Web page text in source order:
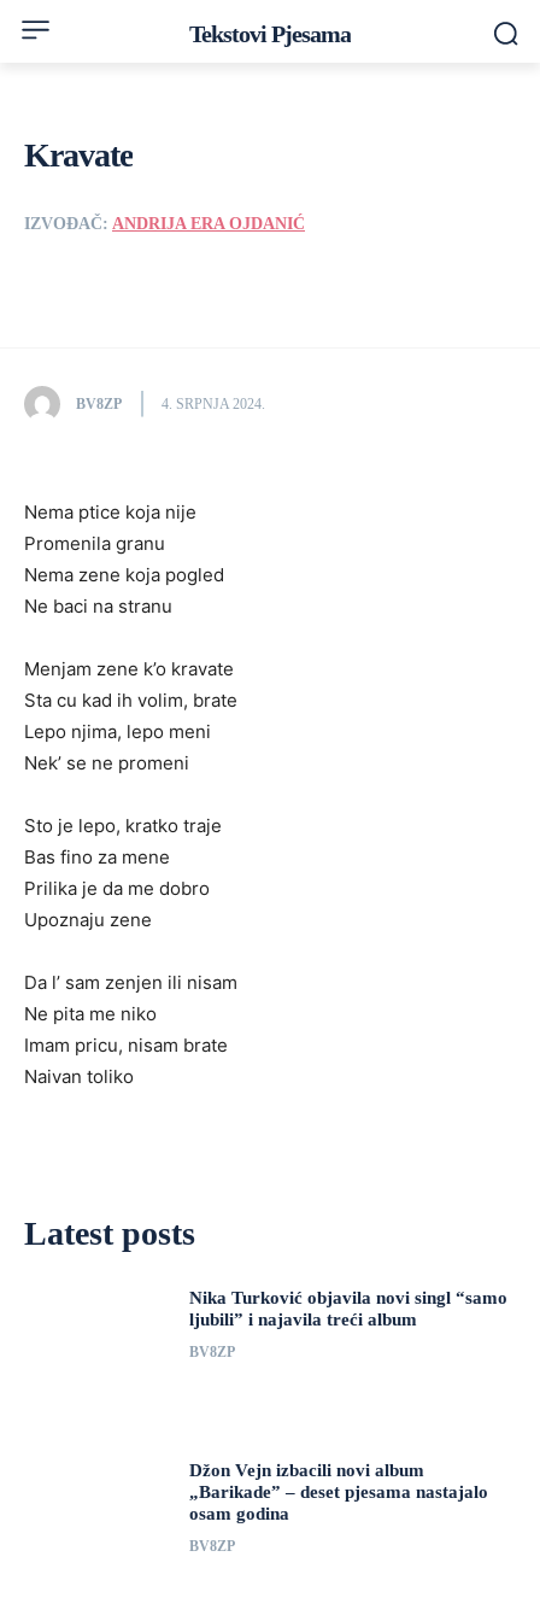
Tekstovi Pjesama
Kravate
IZVOĐAČ: ANDRIJA ERA OJDANIĆ
BV8ZP 4. SRPNJA 2024.
Nema ptice koja nije
Promenila granu
Nema zene koja pogled
Ne baci na stranu
Menjam zene k’o kravate
Sta cu kad ih volim, brate
Lepo njima, lepo meni
Nek’ se ne promeni
Sto je lepo, kratko traje
Bas fino za mene
Prilika je da me dobro
Upoznaju zene
Da l’ sam zenjen ili nisam
Ne pita me niko
Imam pricu, nisam brate
Naivan toliko
Latest posts
Nika Turković objavila novi singl “samo
ljubili” i najavila treći album
BV8ZP
Džon Vejn izbacili novi album
„Barikade” – deset pjesama nastajalo
osam godina
BV8ZP